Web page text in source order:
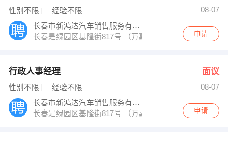
性别不限 经验不限
08-07
长春市新鸿达汽车销售服务有限公司
长春是绿园区基隆街817号 （万嘉花园二期旁）申请
行政人事经理 面议
性别不限 经验不限
08-07
长春市新鸿达汽车销售服务有限公司
长春是绿园区基隆街817号 （万嘉花园二期旁）申请